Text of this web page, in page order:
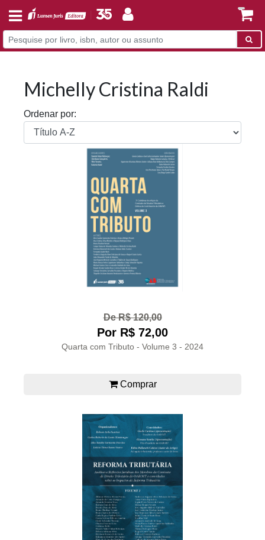
Michelly Cristina Raldi
Ordenar por:
De R$ 120,00
Por R$ 72,00
Quarta com Tributo - Volume 3 - 2024
Comprar